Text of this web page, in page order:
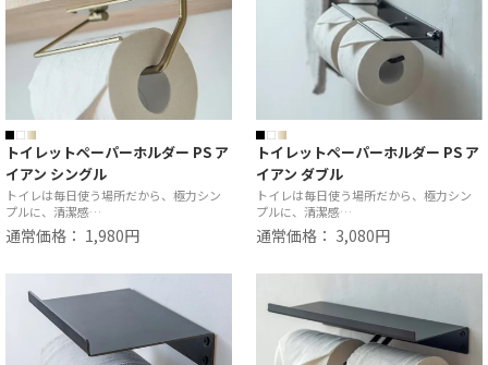
トイレットペーパーホルダー PS ア
イアン シングル
トイレは毎日使う場所だから、極力シン
プルに、清潔感…
通常価格： 1,980円
トイレットペーパーホルダー PS ア
イアン ダブル
トイレは毎日使う場所だから、極力シン
プルに、清潔感…
通常価格： 3,080円